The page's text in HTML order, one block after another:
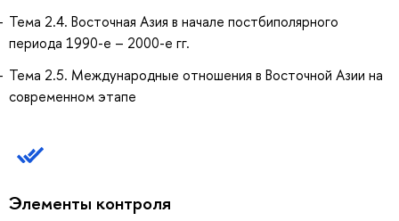
Тема 2.4. Восточная Азия в начале постбиполярного
периода 1990-е – 2000-е гг.
Тема 2.5. Международные отношения в Восточной Азии на
современном этапе
Элементы контроля